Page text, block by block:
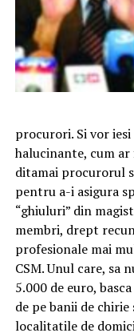
procurori. Si vor
halucinante, cum
ditamai procurorul
pentru a-i asigura
“ghiuluri” din
membri, drept
profesionale mai
CSM. Unul care, sa
5.000 de euro,
de pe banii de
localitatile de